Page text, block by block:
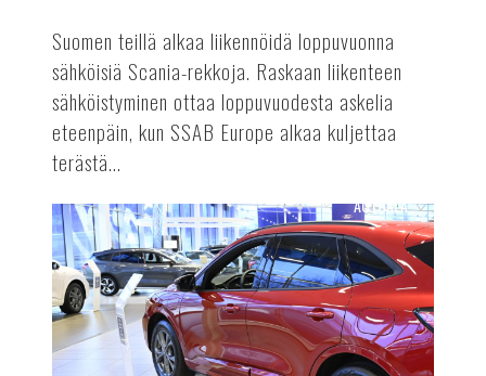
Suomen teillä alkaa liikennöidä loppuvuonna
sähköisiä Scania-rekkoja. Raskaan liikenteen
sähköistyminen ottaa loppuvuodesta askelia
eteenpäin, kun SSAB Europe alkaa kuljettaa
terästä...
Suomen
Autolehti
ilmestyy
21.2.
AUTOALA